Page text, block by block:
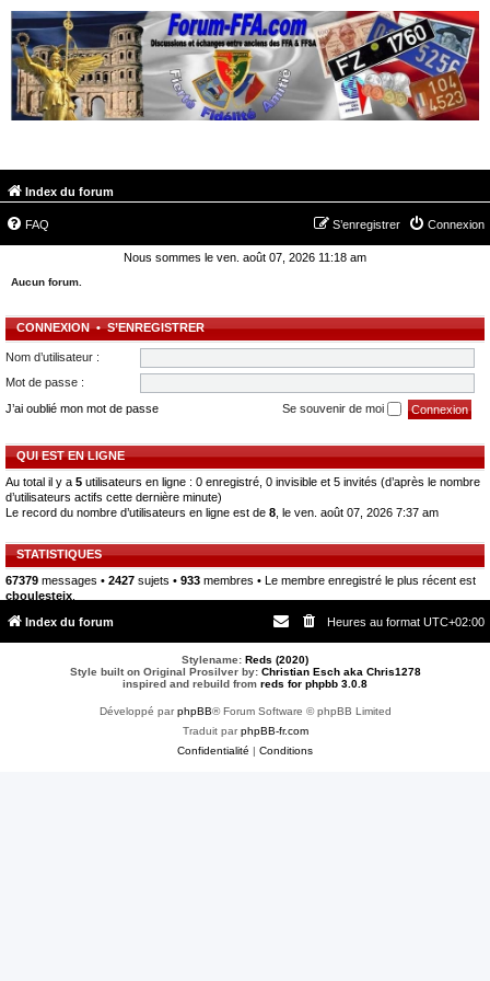
Index du forum
FAQ Connexion
S’enregistrer
Nous sommes le ven. août 07, 2026 11:18 am
Aucun forum.
CONNEXION•S’ENREGISTRER
Nom d’utilisateur :
Mot de passe :
J’ai oublié mon mot de passe
Se souvenir de moi
QUI EST EN LIGNE
Au total il y a 5 utilisateurs en ligne : 0 enregistré, 0 invisible et 5 invités (d’après le nombre
d’utilisateurs actifs cette dernière minute)
Le record du nombre d’utilisateurs en ligne est de 8 , le ven. août 07, 2026 7:37 am
STATISTIQUES
67379 messages • 2427 sujets • 933 membres • Le membre enregistré le plus récent est
cboulesteix
Index du forum
Heures au format UTC+02:00
Stylename: Reds (2020)
Style built on Original Prosilver by: Christian Esch aka Chris1278
inspired and rebuild from reds for phpbb 3.0.8
Développé parphpBB® Forum Software © phpBB Limited
Traduit parphpBB-fr.com
Confidentialité | Conditions